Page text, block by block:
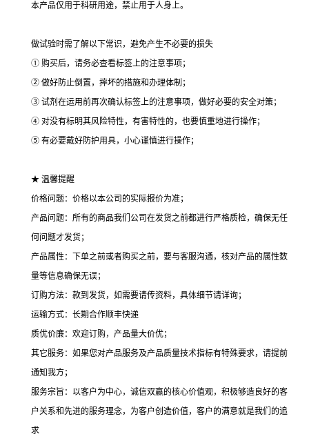
本产品仅用于科研用途，禁止用于人身上。
做试验时需了解以下常识，避免产生不必要的损失
① 购买后，请务必查看标签上的注意事项；
② 做好防止倒置，摔坏的措施和办理体制；
③ 试剂在运用前再次确认标签上的注意事项，做好必要的安全对策；
④ 对没有标明其风险特性，有害特性的，也要慎重地进行操作；
⑤ 有必要戴好防护用具，小心谨慎进行操作；
★ 温馨提醒
价格问题：价格以本公司的实际报价为准；
产品问题：所有的商品我们公司在发货之前都进行严格质检，确保无任
何问题才发货；
产品属性：下单之前或者购买之前，要与客服沟通，核对产品的属性数
量等信息确保无误；
订购方法：款到发货，如需要请传资料，具体细节请详询；
运输方式：长期合作顺丰快递
质优价廉：欢迎订购，产品量大价优；
其它服务：如果您对产品服务及产品质量技术指标有特殊要求，请提前
通知我方；
服务宗旨：以客户为中心，诚信双赢的核心价值观，积极够造良好的客
户关系和先进的服务理念，为客户创造价值，客户的满意就是我们的追
求